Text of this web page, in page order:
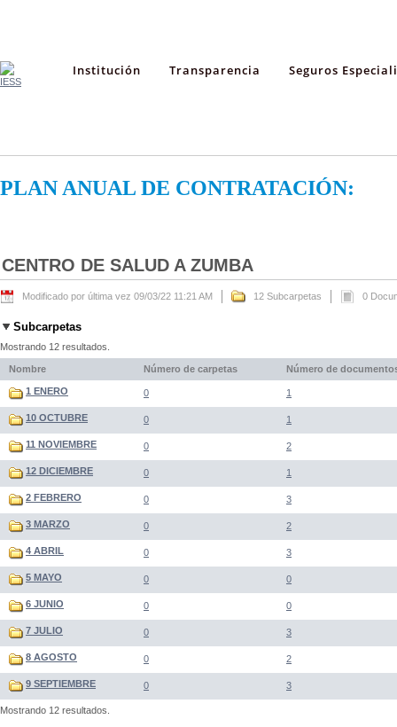
Institución Transparencia Seguros
PLAN ANUAL DE CONTRATACIÓN:
CENTRO DE SALUD A ZUMBA
Modificado por última vez 09/03/22 11:21 AM 12 Subcarpetas 0
Subcarpetas
Mostrando 12 resultados.
Nombre Número de carpetas Número de
1 ENERO 0 1
10 OCTUBRE 0 1
11 NOVIEMBRE 0 2
12 DICIEMBRE 0 1
2 FEBRERO 0 3
3 MARZO 0 2
4 ABRIL 0 3
5 MAYO 0 0
6 JUNIO 0 0
7 JULIO 0 3
8 AGOSTO 0 2
9 SEPTIEMBRE 0 3
Mostrando 12 resultados.